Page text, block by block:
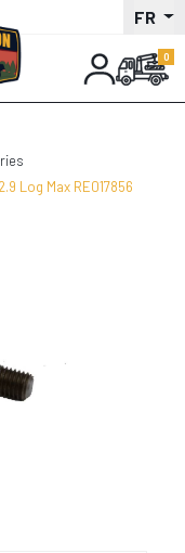
FR
Log Max RE017856